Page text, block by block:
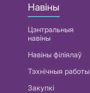
Навіны
Цэнтральныя
навіны
Навіны філіялаў
Тэхнічныя работы
Закупкі